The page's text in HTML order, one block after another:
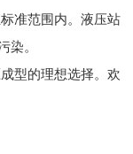
准范围内。液压站
染。
型的理想选择。欢